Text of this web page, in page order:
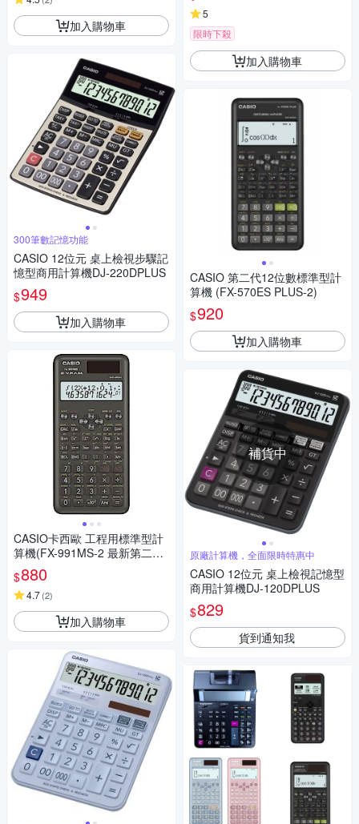
加入購物車
300筆數記憶功能
CASIO 12位元 桌上檢視步驟記
憶型商用計算機DJ-220DPLUS
$949
加入購物車
CASIO卡西歐 工程用標準型計
算機(FX-991MS-2 最新第二代
保固24個月)
$880
4.7(2)
加入購物車
5
限時下殺
加入購物車
CASIO 第二代12位數標準型計
算機 (FX-570ES PLUS-2)
$920
加入購物車
補貨中
原廠計算機，全面限時特惠中
CASIO 12位元 桌上檢視記憶型
商用計算機DJ-120DPLUS
$829
貨到通知我